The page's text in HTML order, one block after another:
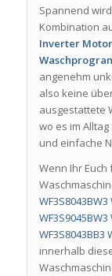
Spannend
Kombination
Inverter Motor
angenehm
also keine
ausgestattete
wo es im
und einfache
Wenn Ihr Euch
innerhalb